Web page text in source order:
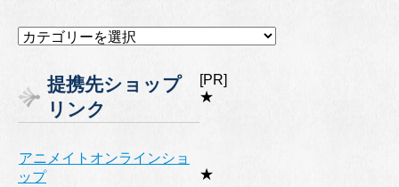
カ
リ
ー
提携先ショップ
リンク
[PR]
★
アニメイトオンラインショ
ップ
★